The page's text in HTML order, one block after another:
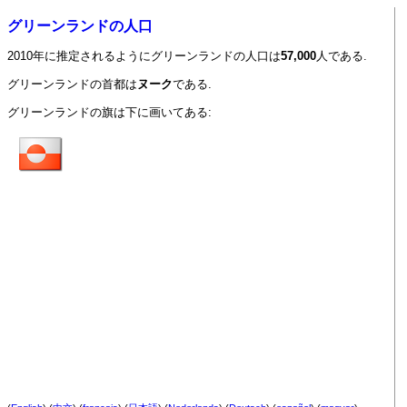
グリーンランドの人口
2010年に推定されるようにグリーンランドの人口は57,000 人である.
グリーンランドの首都は ヌークである.
グリーンランドの旗は下に画いてある: